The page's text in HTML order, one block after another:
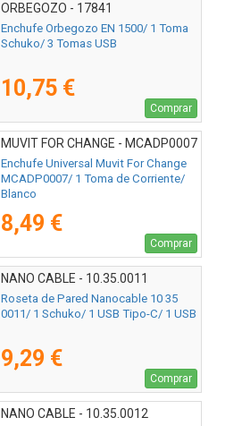
ORBEGOZO - 17841
Enchufe Orbegozo EN 1500/ 1 Toma
Schuko/ 3 Tomas USB
10,75 €
Comprar
MUVIT FOR CHANGE - MCADP0007
Enchufe Universal Muvit For Change
MCADP0007/ 1 Toma de Corriente/
Blanco
8,49 €
Comprar
NANO CABLE - 10.35.0011
Roseta de Pared Nanocable 10 35
0011/ 1 Schuko/ 1 USB Tipo-C/ 1 USB
9,29 €
Comprar
NANO CABLE - 10.35.0012